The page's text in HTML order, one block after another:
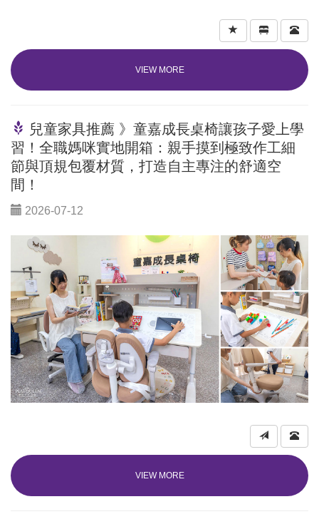
VIEW MORE
兒童家具推薦 》童嘉成長桌椅讓孩子愛上學
習！全職媽咪實地開箱：親手摸到極致作工細
節與頂規包覆材質，打造自主專注的舒適空
間！
2026-07-12
VIEW MORE